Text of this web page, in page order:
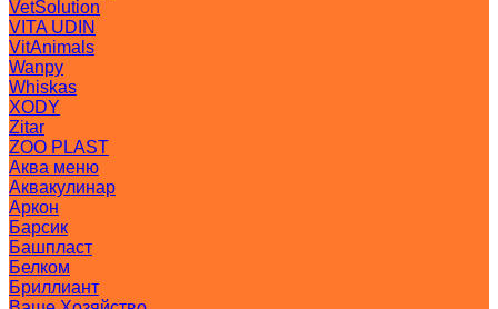
VetSolution
VITA UDIN
VitAnimals
Wanpy
Whiskas
XODY
Zitar
ZOO PLAST
Аква меню
Аквакулинар
Аркон
Барсик
Башпласт
Белком
Бриллиант